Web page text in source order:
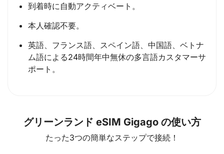
到着時に自動アクティベート。
本人確認不要。
英語、フランス語、スペイン語、中国語、ベトナ
ム語による24時間年中無休の多言語カスタマーサ
ポート。
グリーンランド eSIM Gigago の使い方
たった3つの簡単なステップで接続！